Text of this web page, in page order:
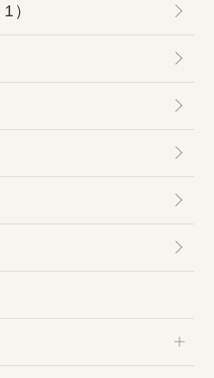
）